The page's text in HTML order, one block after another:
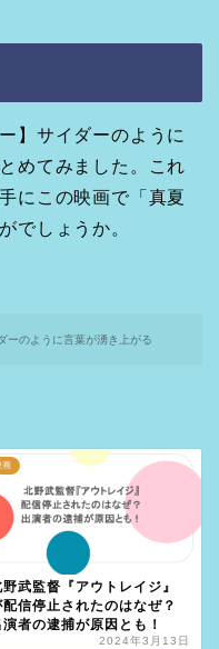
】サイダーのように
めてみました。これ
にこの映画で「真夏
でしょうか。
ーのように言葉が湧き上がる
画
野武監督『アウトレイジ』
配信停止されたのはなぜ？
演者の逮捕が原因とも！
2024年3月13日